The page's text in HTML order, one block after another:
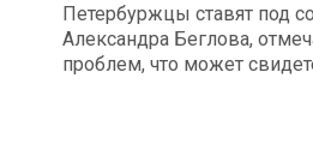
Петербуржцы ставят под
Александра Беглова,
проблем, что может